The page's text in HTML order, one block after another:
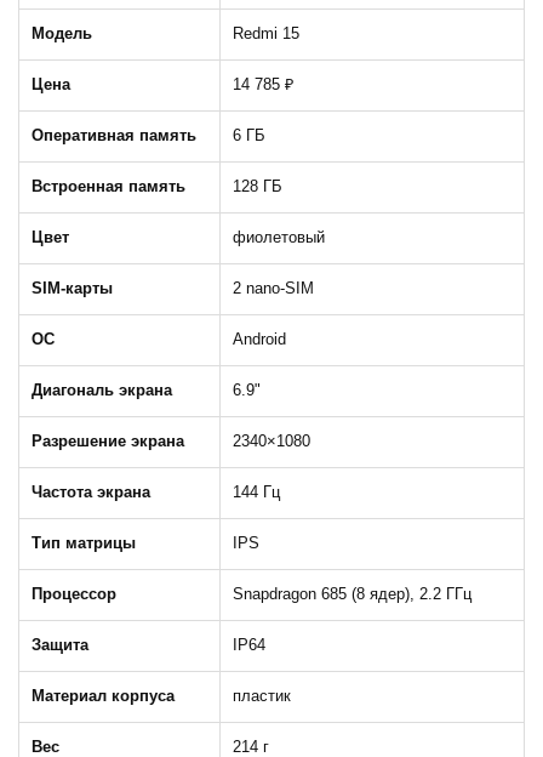
Модель Redmi 15
Цена 14 785 ₽
Оперативная память 6 ГБ
Встроенная память 128 ГБ
Цвет фиолетовый
SIM-карты 2 nano-SIM
ОС Android
Диагональ экрана 6.9"
Разрешение экрана 2340×1080
Частота экрана 144 Гц
Тип матрицы IPS
Процессор Snapdragon 685 (8 ядер), 2.2 ГГц
Защита IP64
Материал корпуса пластик
Вес 214 г